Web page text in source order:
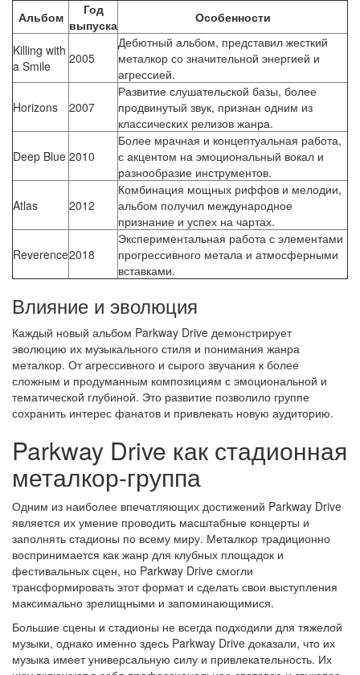
Альбом
Год
выпуска
Особенности
Killing with
a Smile
2005
Дебютный альбом, представил жесткий
металкор со значительной энергией и
агрессией.
Horizons 2007
Развитие слушательской базы, более
продвинутый звук, признан одним из
классических релизов жанра.
Deep Blue 2010
Более мрачная и концептуальная работа,
с акцентом на эмоциональный вокал и
разнообразие инструментов.
Atlas 2012
Комбинация мощных риффов и мелодии,
альбом получил международное
признание и успех на чартах.
Reverence2018
Экспериментальная работа с элементами
прогрессивного метала и атмосферными
вставками.
Влияние и эволюция
Каждый новый альбом Parkway Drive демонстрирует
эволюцию их музыкального стиля и понимания жанра
металкор. От агрессивного и сырого звучания к более
сложным и продуманным композициям с эмоциональной и
тематической глубиной. Это развитие позволило группе
сохранить интерес фанатов и привлекать новую аудиторию.
Parkway Drive как стадионная
металкор-группа
Одним из наиболее впечатляющих достижений Parkway Drive
является их умение проводить масштабные концерты и
заполнять стадионы по всему миру. Металкор традиционно
воспринимается как жанр для клубных площадок и
фестивальных сцен, но Parkway Drive смогли
трансформировать этот формат и сделать свои выступления
максимально зрелищными и запоминающимися.
Большие сцены и стадионы не всегда подходили для тяжелой
музыки, однако именно здесь Parkway Drive доказали, что их
музыка имеет универсальную силу и привлекательность. Их